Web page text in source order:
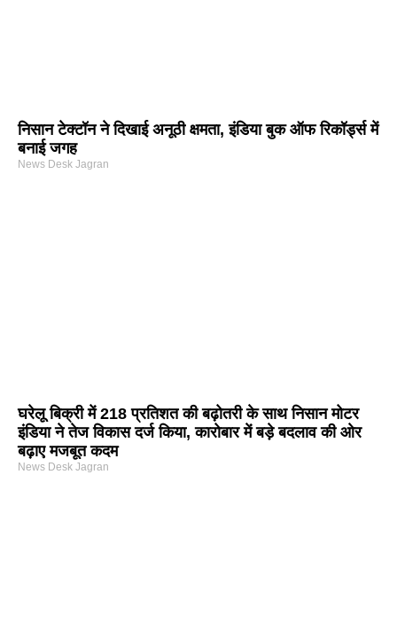
निसान टेक्टॉन ने दिखाई अनूठी क्षमता, इंडिया बुक ऑफ रिकॉर्ड्स में
बनाई जगह
News Desk Jagran
घरेलू बिक्री में 218 प्रतिशत की बढ़ोतरी के साथ निसान मोटर
इंडिया ने तेज विकास दर्ज किया, कारोबार में बड़े बदलाव की ओर
बढ़ाए मजबूत कदम
News Desk Jagran